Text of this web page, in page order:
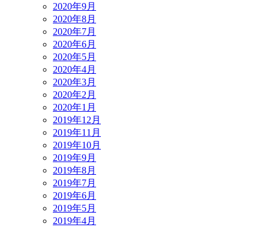
2020年9月
2020年8月
2020年7月
2020年6月
2020年5月
2020年4月
2020年3月
2020年2月
2020年1月
2019年12月
2019年11月
2019年10月
2019年9月
2019年8月
2019年7月
2019年6月
2019年5月
2019年4月